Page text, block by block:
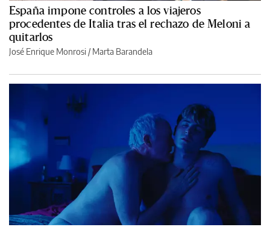
España impone controles a los viajeros
procedentes de Italia tras el rechazo de Meloni a
quitarlos
José Enrique Monrosi / Marta Barandela